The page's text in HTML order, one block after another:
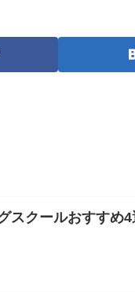
スクールおすすめ